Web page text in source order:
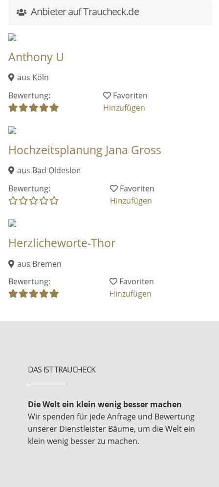
Anbieter auf Traucheck.de
Anthony U
aus Köln
Bewertung:
Favoriten
Hinzufügen
Hochzeitsplanung Jana Gross
aus Bad Oldesloe
Bewertung:
Favoriten
Hinzufügen
Herzlicheworte-Thor
aus Bremen
Bewertung:
Favoriten
Hinzufügen
DAS IST TRAUCHECK
Die Welt ein klein wenig besser machen
Wir spenden für jede Anfrage und Bewertung
unserer Dienstleister Bäume, um die Welt ein
klein wenig besser zu machen.